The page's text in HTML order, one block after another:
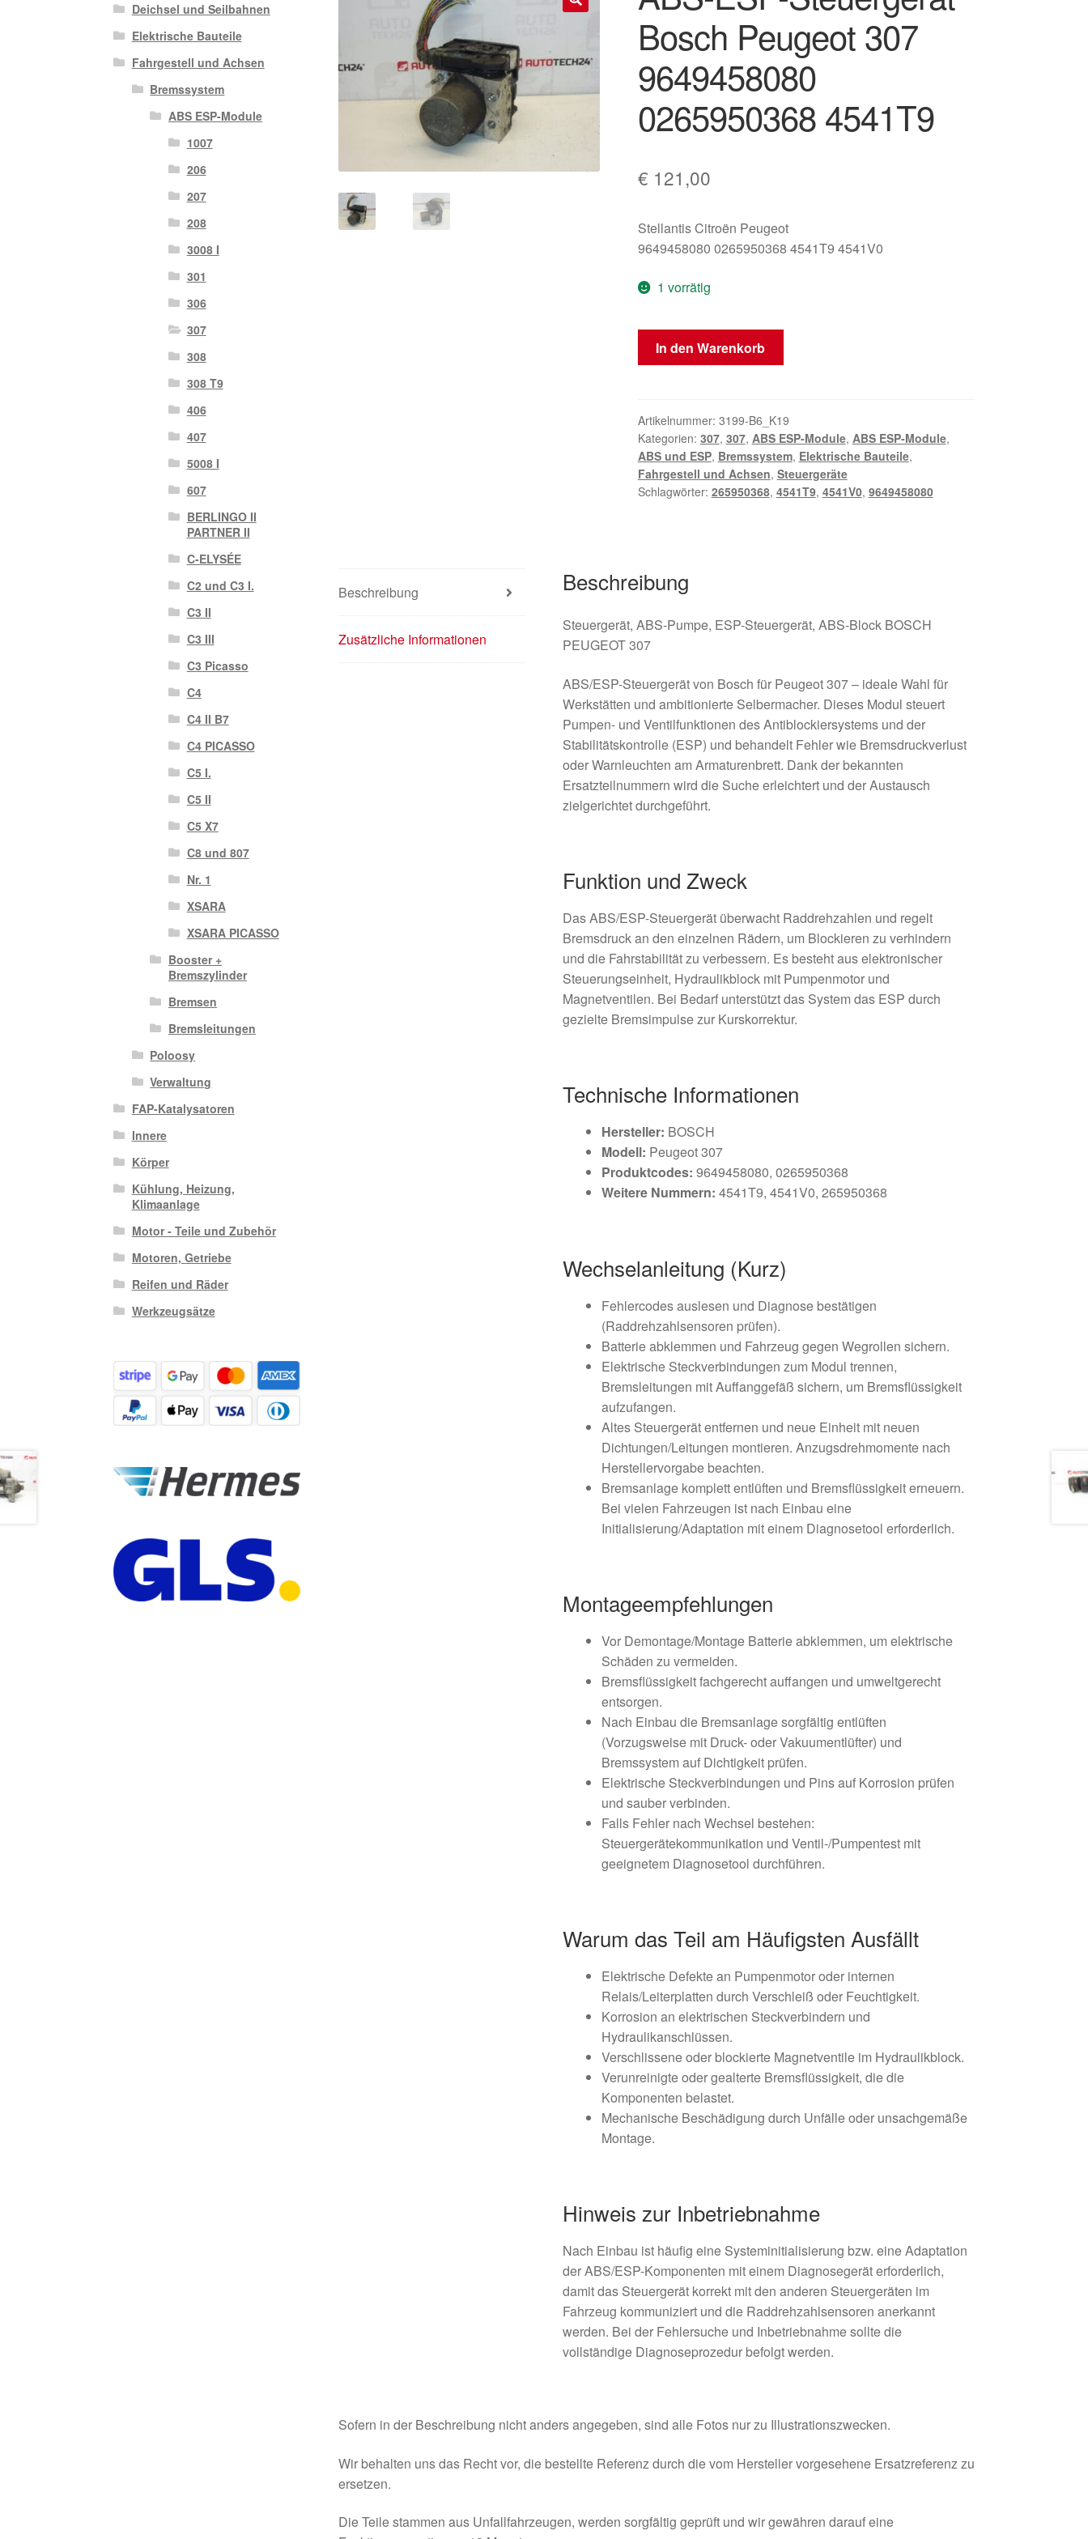
Bosch Peugeot 307
9649458080
0265950368 4541T9
€ 121,00
Stellantis Citroën Peugeot
9649458080 0265950368 4541T9 4541V0
1 vorrätig
ABS-
ESP-
Peugeot
307
9649458080
0265950368
4541T9
In den Warenkorb
Artikelnummer: 3199-B6_K19
Kategorien: 307, 307, ABS ESP-Module, ABS ESP-Module,
ABS und ESP, Bremssystem, Elektrische Bauteile,
Fahrgestell und Achsen, Steuergeräte
Schlagwörter: 265950368, 4541T9, 4541V0, 9649458080
Beschreibung
Zusätzliche Informationen
Beschreibung
Steuergerät, ABS-Pumpe, ESP-Steuergerät, ABS-Block BOSCH
PEUGEOT 307
ABS/ESP-Steuergerät von Bosch für Peugeot 307 – ideale Wahl für
Werkstätten und ambitionierte Selbermacher. Dieses Modul steuert
Pumpen- und Ventilfunktionen des Antiblockiersystems und der
Stabilitätskontrolle (ESP) und behandelt Fehler wie Bremsdruckverlust
oder Warnleuchten am Armaturenbrett. Dank der bekannten
Ersatzteilnummern wird die Suche erleichtert und der Austausch
zielgerichtet durchgeführt.
Funktion und Zweck
Das ABS/ESP-Steuergerät überwacht Raddrehzahlen und regelt
Bremsdruck an den einzelnen Rädern, um Blockieren zu verhindern
und die Fahrstabilität zu verbessern. Es besteht aus elektronischer
Steuerungseinheit, Hydraulikblock mit Pumpenmotor und
Magnetventilen. Bei Bedarf unterstützt das System das ESP durch
gezielte Bremsimpulse zur Kurskorrektur.
Technische Informationen
Hersteller: BOSCH
Modell: Peugeot 307
Produktcodes: 9649458080, 0265950368
Weitere Nummern: 4541T9, 4541V0, 265950368
Wechselanleitung (Kurz)
Fehlercodes auslesen und Diagnose bestätigen
(Raddrehzahlsensoren prüfen).
Batterie abklemmen und Fahrzeug gegen Wegrollen sichern.
Elektrische Steckverbindungen zum Modul trennen,
Bremsleitungen mit Auffanggefäß sichern, um Bremsflüssigkeit
aufzufangen.
Altes Steuergerät entfernen und neue Einheit mit neuen
Dichtungen/Leitungen montieren. Anzugsdrehmomente nach
Herstellervorgabe beachten.
Bremsanlage komplett entlüften und Bremsflüssigkeit erneuern.
Bei vielen Fahrzeugen ist nach Einbau eine
Initialisierung/Adaptation mit einem Diagnosetool erforderlich.
Montageempfehlungen
Vor Demontage/Montage Batterie abklemmen, um elektrische
Schäden zu vermeiden.
Bremsflüssigkeit fachgerecht auffangen und umweltgerecht
entsorgen.
Nach Einbau die Bremsanlage sorgfältig entlüften
(Vorzugsweise mit Druck- oder Vakuumentlüfter) und
Bremssystem auf Dichtigkeit prüfen.
Elektrische Steckverbindungen und Pins auf Korrosion prüfen
und sauber verbinden.
Falls Fehler nach Wechsel bestehen:
Steuergerätekommunikation und Ventil-/Pumpentest mit
geeignetem Diagnosetool durchführen.
Warum das Teil am Häufigsten Ausfällt
Elektrische Defekte an Pumpenmotor oder internen
Relais/Leiterplatten durch Verschleiß oder Feuchtigkeit.
Korrosion an elektrischen Steckverbindern und
Hydraulikanschlüssen.
Verschlissene oder blockierte Magnetventile im Hydraulikblock.
Verunreinigte oder gealterte Bremsflüssigkeit, die die
Komponenten belastet.
Mechanische Beschädigung durch Unfälle oder unsachgemäße
Montage.
Hinweis zur Inbetriebnahme
Nach Einbau ist häufig eine Systeminitialisierung bzw. eine Adaptation
der ABS/ESP-Komponenten mit einem Diagnosegerät erforderlich,
damit das Steuergerät korrekt mit den anderen Steuergeräten im
Fahrzeug kommuniziert und die Raddrehzahlsensoren anerkannt
werden. Bei der Fehlersuche und Inbetriebnahme sollte die
vollständige Diagnoseprozedur befolgt werden.
Sofern in der Beschreibung nicht anders angegeben, sind alle Fotos nur zu Illustrationszwecken.
Wir behalten uns das Recht vor, die bestellte Referenz durch die vom Hersteller vorgesehene Ersatzreferenz zu
ersetzen.
Die Teile stammen aus Unfallfahrzeugen, werden sorgfältig geprüft und wir gewähren darauf eine
Deichsel und Seilbahnen
Elektrische Bauteile
Fahrgestell und Achsen
Bremssystem
ABS ESP-Module
1007
206
207
208
3008 I
301
306
307
308
308 T9
406
407
5008 I
607
BERLINGO II
PARTNER II
C-ELYSÉE
C2 und C3 I.
C3 II
C3 III
C3 Picasso
C4
C4 II B7
C4 PICASSO
C5 I.
C5 II
C5 X7
C8 und 807
Nr. 1
XSARA
XSARA PICASSO
Booster +
Bremszylinder
Bremsen
Bremsleitungen
Poloosy
Verwaltung
FAP-Katalysatoren
Innere
Körper
Kühlung, Heizung,
Klimaanlage
Motor - Teile und Zubehör
Motoren, Getriebe
Reifen und Räder
Werkzeugsätze